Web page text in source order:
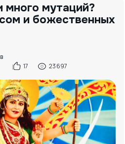
мутаций?
и божественных
17 23697